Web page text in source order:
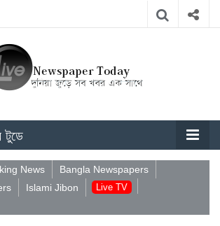
টুডে
News
Bangla Newspapers
Islami Jibon Live TV